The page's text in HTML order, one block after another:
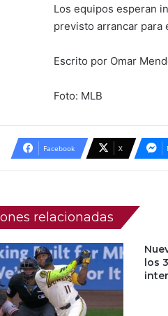
Los equipos esperan
previsto arrancar para
Escrito por Omar
Foto: MLB
Facebook X
relacionadas
los